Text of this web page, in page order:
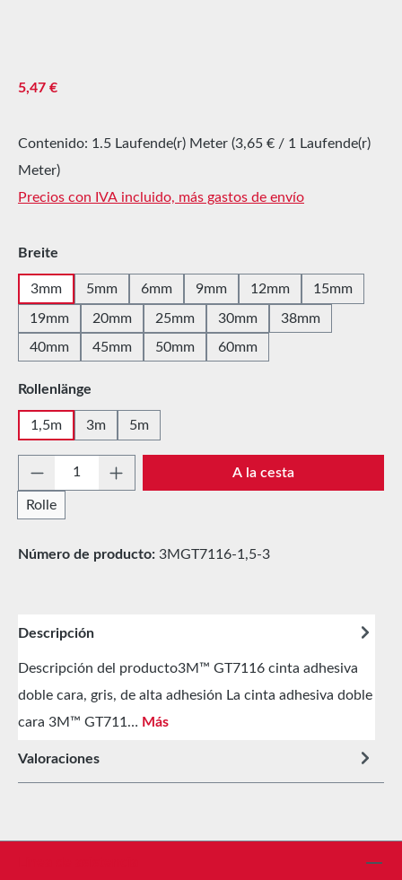
Precio normal:
5,47 €
Contenido: 1.5 Laufende(r) Meter (3,65 € / 1 Laufende(r)
Meter)
Precios con IVA incluido, más gastos de envío
Seleccione
Breite
3mm 5mm 6mm 9mm 12mm 15mm
19mm 20mm 25mm 30mm
38mm
40mm
45mm 50mm 60mm
Seleccione
Rollenlänge
1,5m 3m 5m
Cantidad del producto: introduce la
Rolle
A la cesta
Número de producto: 3MGT7116-1,5-3
Descripción
Descripción del producto3M™ GT7116 cinta adhesiva
doble cara, gris, de alta adhesión La cinta adhesiva doble
cara 3M™ GT711… Más
Valoraciones